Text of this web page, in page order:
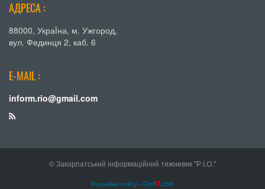
АДРЕСА :
88000, УкраЇна, м. Ужгород,
вул. Фединця 2, каб. 6
E-MAIL :
inform.rio@gmail.com
© Закарпатський інформаційний тижневик "Р.І.О."
Розробка сайту - CrafIT.com